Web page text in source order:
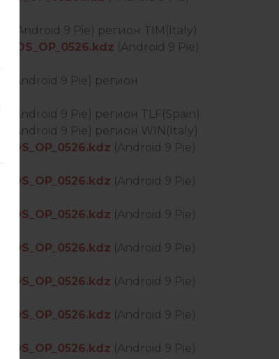
(Android 9 Pie) регион TIM(Italy)
(Android 9 Pie)
(Android 9 Pie) регион
(Android 9 Pie) регион TLF(Spain)
(Android 9 Pie) регион WIN(Italy)
(Android 9 Pie)
(Android 9 Pie)
(Android 9 Pie)
(Android 9 Pie)
(Android 9 Pie)
(Android 9 Pie)
(Android 9 Pie)